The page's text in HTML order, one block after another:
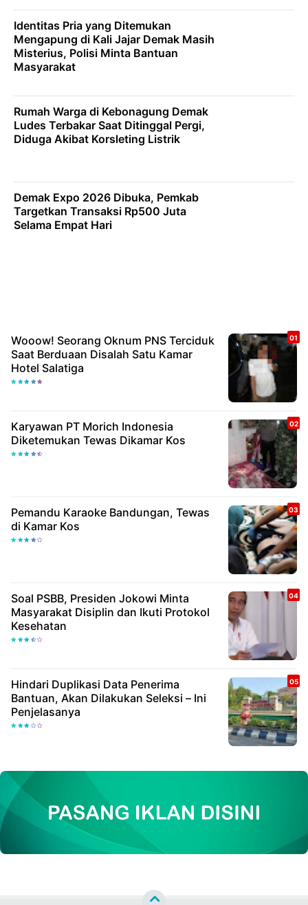
Identitas Pria yang Ditemukan
Mengapung di Kali Jajar Demak Masih
Misterius, Polisi Minta Bantuan
Masyarakat
Rumah Warga di Kebonagung Demak
Ludes Terbakar Saat Ditinggal Pergi,
Diduga Akibat Korsleting Listrik
Demak Expo 2026 Dibuka, Pemkab
Targetkan Transaksi Rp500 Juta
Selama Empat Hari
Wooow! Seorang Oknum PNS Terciduk
Saat Berduaan Disalah Satu Kamar
Hotel Salatiga
Karyawan PT Morich Indonesia
Diketemukan Tewas Dikamar Kos
Pemandu Karaoke Bandungan, Tewas
di Kamar Kos
Soal PSBB, Presiden Jokowi Minta
Masyarakat Disiplin dan Ikuti Protokol
Kesehatan
Hindari Duplikasi Data Penerima
Bantuan, Akan Dilakukan Seleksi – Ini
Penjelasanya